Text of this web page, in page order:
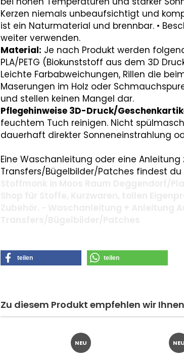
Kerzen niemals unbeaufsichtigt und
ist ein Naturmaterial und brennbar. •
weiter verwenden.
Material: Je nach Produkt werden
PLA/PETG (Biokunststoff aus dem 3D
Leichte Farbabweichungen, Rillen die
Maserungen im Holz oder
und stellen keinen Mangel dar.
Pflegehinweise 3D-Druck/
feuchtem Tuch reinigen. Nicht
dauerhaft direkter Sonneneinstrahlung
Eine Waschanleitung oder eine
Transfers/Bügelbilder/Patches findest du
teilen teilen
Zu diesem Produkt empfehlen wir
NEU NEU